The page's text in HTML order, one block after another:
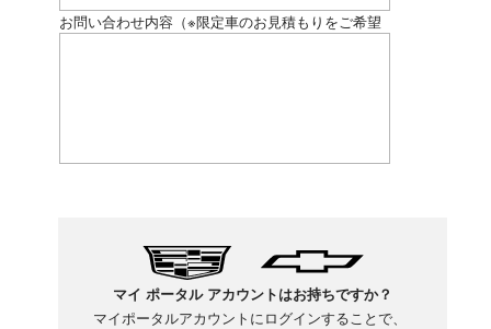
お問い合わせ内容 （※限定車のお見積もりをご希望
マイ ポータル アカウントはお持ちですか？
マイポータルアカウントにログインすることで、